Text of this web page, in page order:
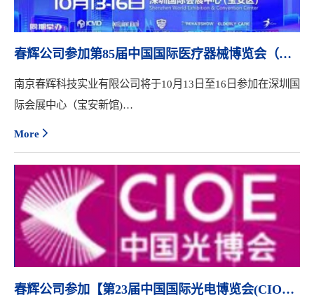
春辉公司参加第85届中国国际医疗器械博览会（秋季）、第32届中国国际医疗器械设计与制造技术（秋季）展览会
南京春辉科技实业有限公司将于10月13日至16日参加在深圳国
际会展中心（宝安新馆)
举行的第85届中国国际医疗器械博览会（秋季）、
展位号：3号馆3P03。本届展会以“创新科技，智领未来”
为主题，将会有200余位业界大咖、行业精英和意见领袖，
为全球健康产业带来一场才智交融、观点碰撞的医疗盛宴。
欢迎新老朋友莅临我司展位参观交流!
More
春辉公司参加【第23届中国国际光电博览会(CIOE2021)】